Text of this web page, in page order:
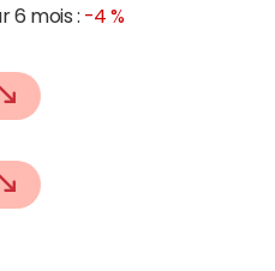
6 mois : -4 %